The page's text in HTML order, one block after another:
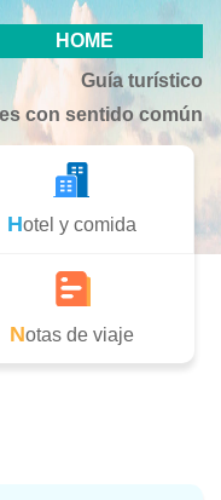
HOME
Guía turístico
con sentido común
Hotel y comida
Notas de viaje